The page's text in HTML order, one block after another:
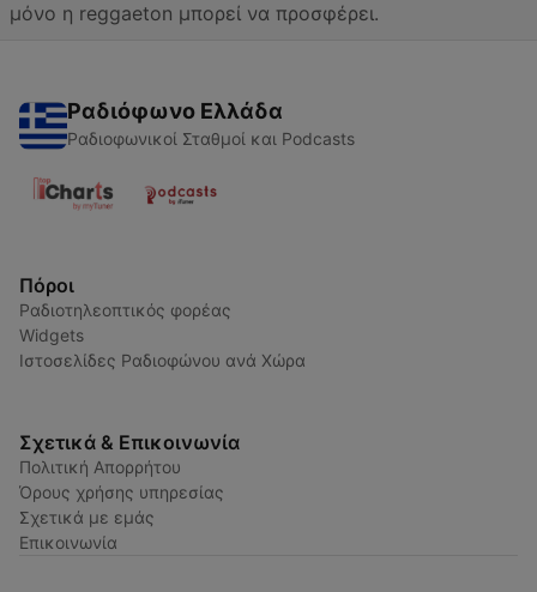
μόνο η reggaeton μπορεί να προσφέρει.
Ραδιόφωνο Ελλάδα
Ραδιοφωνικοί Σταθμοί και Podcasts
Πόροι
Ραδιοτηλεοπτικός φορέας
Widgets
Ιστοσελίδες Ραδιοφώνου ανά Χώρα
Σχετικά & Επικοινωνία
Πολιτική Απορρήτου
Όρους χρήσης υπηρεσίας
Σχετικά με εμάς
Επικοινωνία